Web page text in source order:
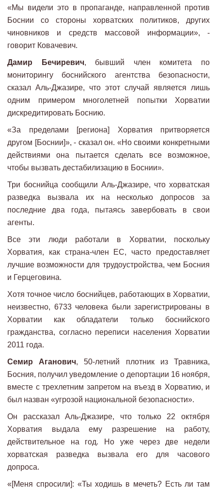
«Мы видели это в пропаганде, направленной против
Боснии со стороны хорватских политиков, других
чиновников и средств массовой информации», -
говорит Ковачевич.
Дамир Бечиревич, бывший член комитета по
мониторингу боснийского агентства безопасности,
сказал Аль-Джазире, что этот случай является лишь
одним примером многолетней попытки Хорватии
дискредитировать Боснию.
«За пределами [региона] Хорватия притворяется
другом [Боснии]», - сказал он. «Но своими конкретными
действиями она пытается сделать все возможное,
чтобы вызвать дестабилизацию в Боснии».
Три боснийца сообщили Аль-Джазире, что хорватская
разведка вызвала их на несколько допросов за
последние два года, пытаясь завербовать в свои
агенты.
Все эти люди работали в Хорватии, поскольку
Хорватия, как страна-член ЕС, часто предоставляет
лучшие возможности для трудоустройства, чем Босния
и Герцеговина.
Хотя точное число боснийцев, работающих в Хорватии,
неизвестно, 6733 человека были зарегистрированы в
Хорватии как обладатели только боснийского
гражданства, согласно переписи населения Хорватии
2011 года.
Семир Аганович, 50-летний плотник из Травника,
Босния, получил уведомление о депортации 16 ноября,
вместе с трехлетним запретом на въезд в Хорватию, и
был назван «угрозой национальной безопасности».
Он рассказал Аль-Джазире, что только 22 октября
Хорватия выдала ему разрешение на работу,
действительное на год. Но уже через две недели
хорватская разведка вызвала его для часового
допроса.
«[Меня спросили]: «Ты ходишь в мечеть? Есть ли там